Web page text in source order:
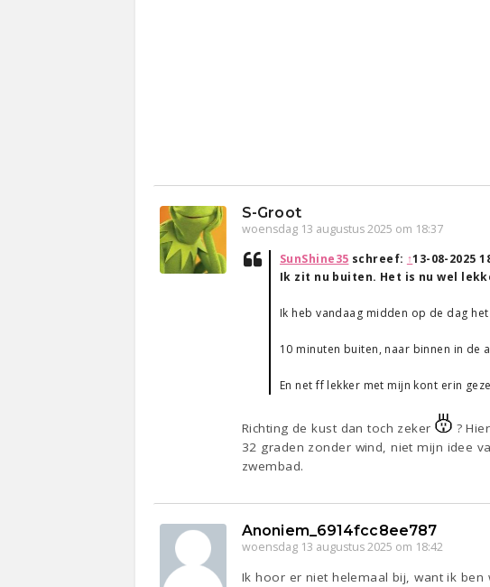
S-Groot
woensdag 13 augustus 2025 om 18:37
SunShine35 schreef: ↑13-08-2025
Ik zit nu buiten. Het is nu wel
Ik heb vandaag midden op de dag
10 minuten buiten, naar binnen in de
En net ff lekker met mijn kont erin
Richting de kust dan toch zeker
?
32 graden zonder wind, niet mijn idee
zwembad.
Anoniem_6914fcc8ee787
woensdag 13 augustus 2025 om 18:42
Ik hoor er niet helemaal bij, want ik